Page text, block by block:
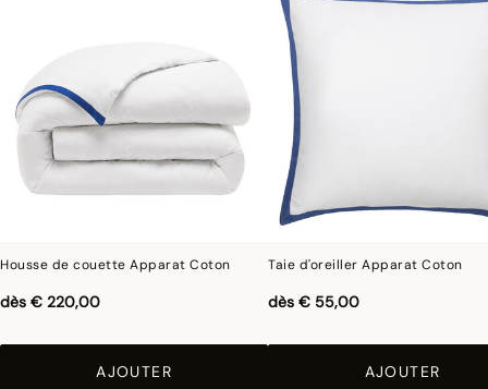
Housse de couette Apparat Coton
dès € 220,00
AJOUTER
Taie d'oreiller Apparat Coton
dès € 55,00
AJOUTER